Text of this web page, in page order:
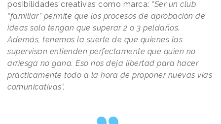
posibilidades creativas como marca: “Ser un club
“familiar” permite que los procesos de aprobación de
ideas solo tengan que superar 2 o 3 peldaños.
Además, tenemos la suerte de que quienes las
supervisan entienden perfectamente que quien no
arriesga no gana. Eso nos deja libertad para hacer
prácticamente todo a la hora de proponer nuevas vías
comunicativas”.